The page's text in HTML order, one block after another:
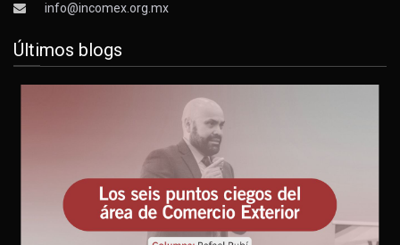
info@incomex.org.mx
Últimos blogs